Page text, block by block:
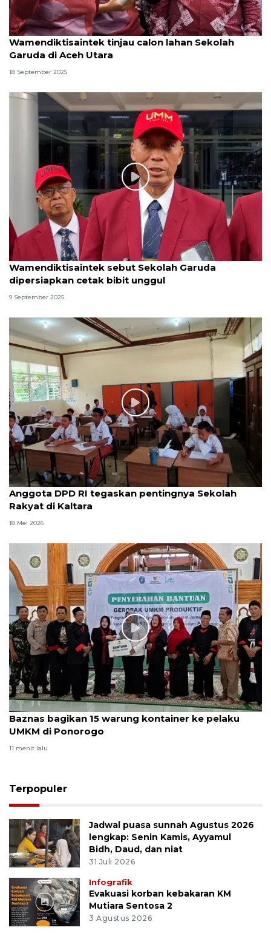
Wamendiktisaintek tinjau calon lahan Sekolah
Garuda di Aceh Utara
18 September 2025
Wamendiktisaintek sebut Sekolah Garuda
dipersiapkan cetak bibit unggul
9 September 2025
Anggota DPD RI tegaskan pentingnya Sekolah
Rakyat di Kaltara
18 Mei 2026
Baznas bagikan 15 warung kontainer ke pelaku
UMKM di Ponorogo
11 menit lalu
Terpopuler
Jadwal puasa sunnah Agustus 2026
lengkap: Senin Kamis, Ayyamul
Bidh, Daud, dan niat
31 Juli 2026
Infografik
Evakuasi korban kebakaran KM
Mutiara Sentosa 2
3 Agustus 2026